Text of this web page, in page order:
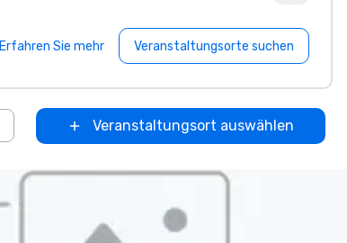
Erfahren Sie mehr Veranstaltungsorte suchen
Veranstaltungsort auswählen